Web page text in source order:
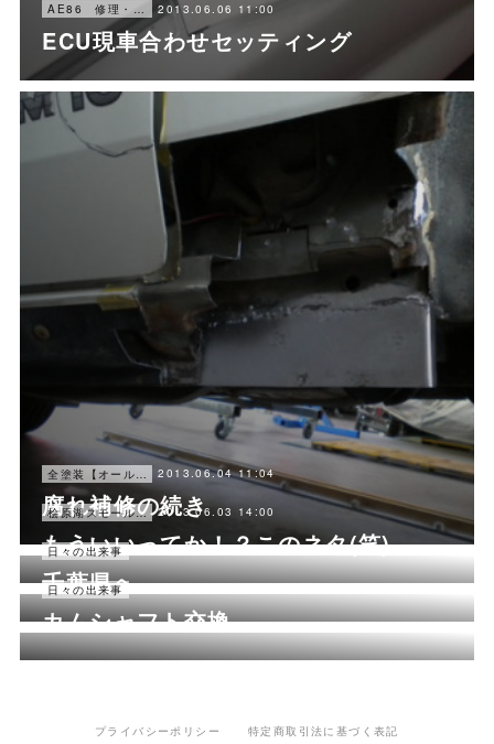
AE86 修理・メンテナンス 2013.06.06 11:00
ECU現車合わせセッティング
2013.06.04 11:04
腐れ補修の続き
桧原湖スモールマウスバス釣り 2013.06.03 14:00
もういいってか！？このネタ(笑)
日々の出来事
千葉県へ
日々の出来事
カムシャフト交換
プライバシーポリシー 特定商取引法に基づく表記